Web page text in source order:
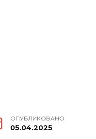
ОПУБЛИКОВАНО
05.04.2025